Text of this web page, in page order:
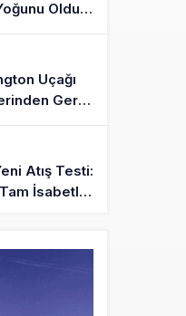
Oldu,
Yükseldi
Uçağı
Geri
Atış Testi:
İsabetle
Motor
Dönem: